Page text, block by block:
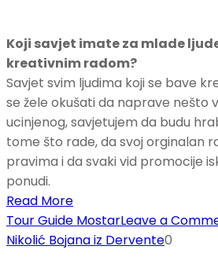
Koji savjet imate za mlade
kreativnim radom?
Savjet svim ljudima koji se bave
se žele okušati da naprave nešto
ucinjenog, savjetujem da budu
tome što rade, da svoj orginalan
pravima i da svaki vid promocije
ponudi.
Read More
Tour Guide MostarLeave a
Nikolić Bojana iz Dervente0